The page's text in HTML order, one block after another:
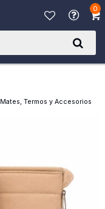
0
Mates, Termos y Accesorios